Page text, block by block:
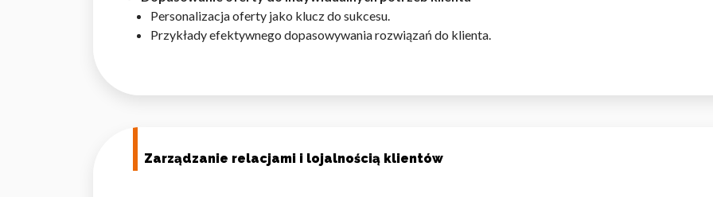
Personalizacja oferty jako klucz do sukcesu.
Przykłady efektywnego dopasowywania rozwiązań do klienta.
Zarządzanie relacjami i lojalnością klientów
z ich usług.